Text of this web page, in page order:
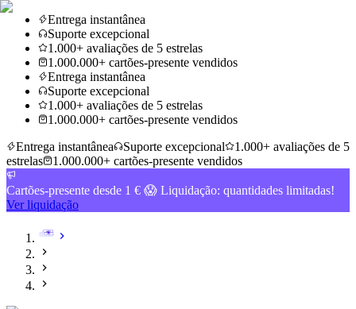
Entrega instantânea
Suporte excepcional
1.000+ avaliações de 5 estrelas
1.000.000+ cartões-presente vendidos
Entrega instantânea
Suporte excepcional
1.000+ avaliações de 5 estrelas
1.000.000+ cartões-presente vendidos
Entrega instantânea
Suporte excepcional
1.000+ avaliações de 5
estrelas
1.000.000+ cartões-presente vendidos
Cartões-presente desde 1 € 😱 Liquidação: quantidades limitadas!
Ver liquidação